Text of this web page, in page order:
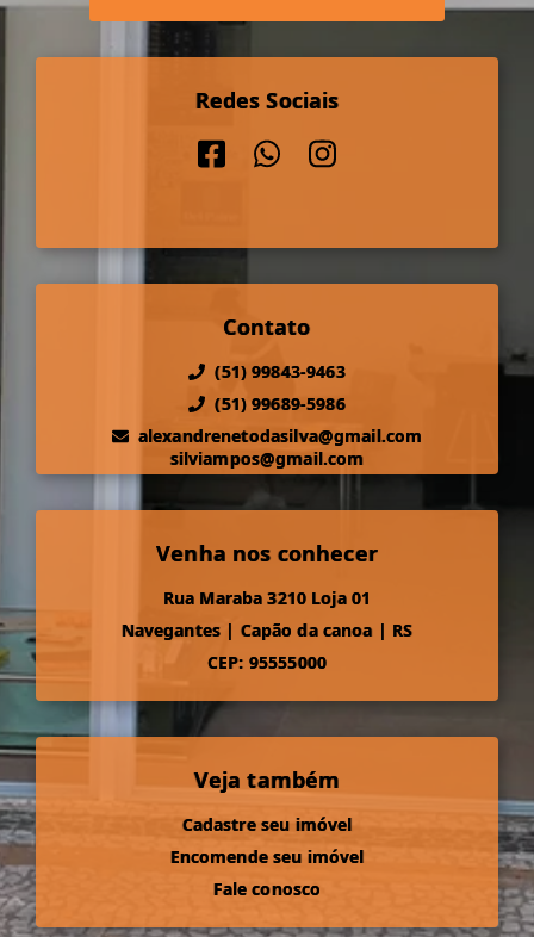
Redes Sociais
Contato
(51) 99843-9463
(51) 99689-5986
alexandrenetodasilva@gmail.com
silviampos@gmail.com
Venha nos conhecer
Rua Maraba 3210 Loja 01
Navegantes | Capão da canoa | RS
CEP: 95555000
Veja também
Cadastre seu imóvel
Encomende seu imóvel
Fale conosco